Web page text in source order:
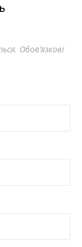
Обов’язкові